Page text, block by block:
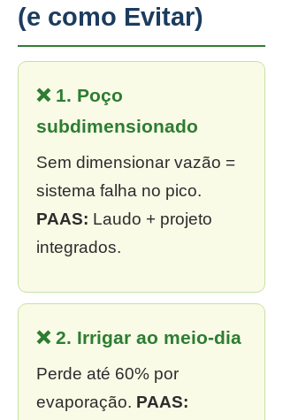
(e como Evitar)
❌ 1. Poço
subdimensionado
Sem dimensionar vazão =
sistema falha no pico.
PAAS: Laudo + projeto
integrados.
❌ 2. Irrigar ao meio-dia
Perde até 60% por
evaporação. PAAS: